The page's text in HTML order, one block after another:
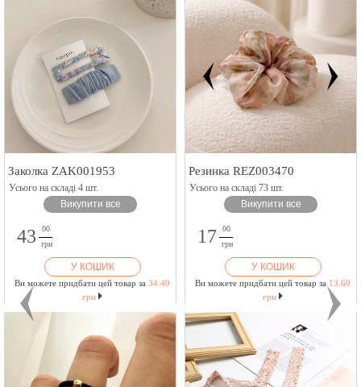
Заколка ZAK001953
Усього на складі 4 шт.
Викупити все
43
00
грн
У КОШИК
Ви можете придбати цей товар за 34.40
грн
Резинка REZ003470
Усього на складі 73 шт.
Викупити все
17
00
грн
У КОШИК
Ви можете придбати цей товар за 13.60
грн